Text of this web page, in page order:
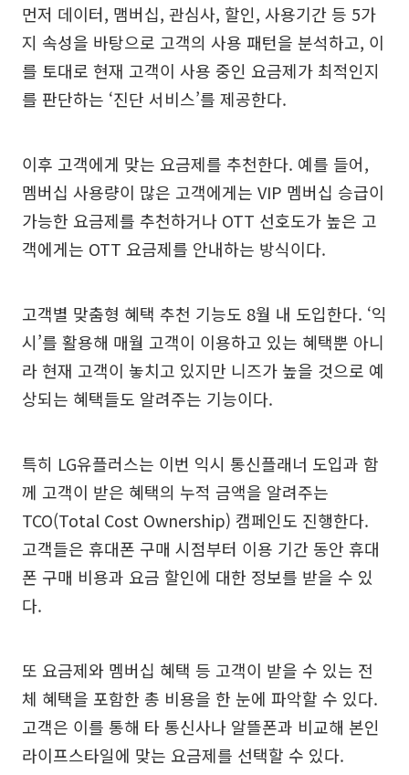
먼저 데이터, 맴버십, 관심사, 할인, 사용기간 등 5가
지 속성을 바탕으로 고객의 사용 패턴을 분석하고, 이
를 토대로 현재 고객이 사용 중인 요금제가 최적인지
를 판단하는 ‘진단 서비스’를 제공한다.
이후 고객에게 맞는 요금제를 추천한다. 예를 들어,
멤버십 사용량이 많은 고객에게는 VIP 멤버십 승급이
가능한 요금제를 추천하거나 OTT 선호도가 높은 고
객에게는 OTT 요금제를 안내하는 방식이다.
고객별 맞춤형 혜택 추천 기능도 8월 내 도입한다. ‘익
시’를 활용해 매월 고객이 이용하고 있는 혜택뿐 아니
라 현재 고객이 놓치고 있지만 니즈가 높을 것으로 예
상되는 혜택들도 알려주는 기능이다.
특히 LG유플러스는 이번 익시 통신플래너 도입과 함
께 고객이 받은 혜택의 누적 금액을 알려주는
TCO(Total Cost Ownership) 캠페인도 진행한다.
고객들은 휴대폰 구매 시점부터 이용 기간 동안 휴대
폰 구매 비용과 요금 할인에 대한 정보를 받을 수 있
다.
또 요금제와 멤버십 혜택 등 고객이 받을 수 있는 전
체 혜택을 포함한 총 비용을 한 눈에 파악할 수 있다.
고객은 이를 통해 타 통신사나 알뜰폰과 비교해 본인
라이프스타일에 맞는 요금제를 선택할 수 있다.